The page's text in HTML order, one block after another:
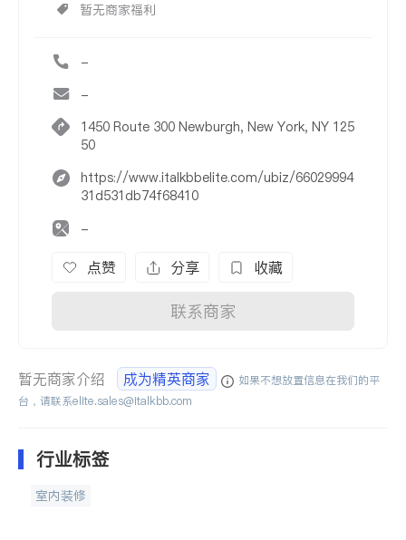
暂无商家福利
-
-
1450 Route 300 Newburgh, New York, NY 125
50
https://www.italkbbelite.com/ubiz/66029994
31d531db74f68410
-
点赞 分享 收藏
联系商家
暂无商家介绍 成为精英商家
如果不想放置信息在我们的平
台，请联系elite.sales@italkbb.com
行业标签
室内装修